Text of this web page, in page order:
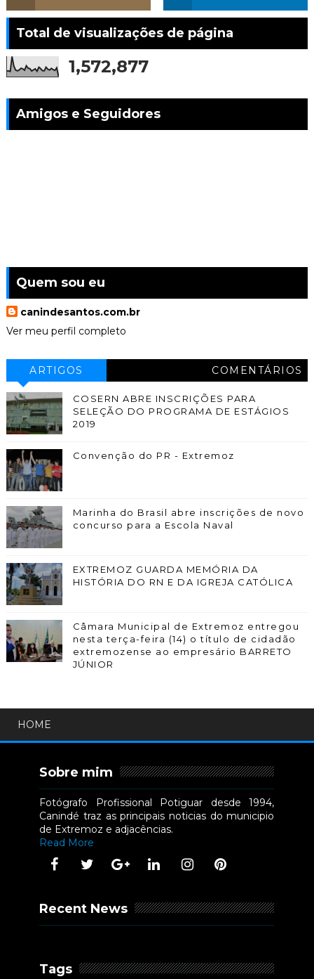
Total de visualizações de página
1,572,877
Amigos e Seguidores
Quem sou eu
canindesantos.com.br
Ver meu perfil completo
ARTIGOS COMENTÁRIOS
COSERN ABRE INSCRIÇÕES PARA
SELEÇÃO DO PROGRAMA DE ESTÁGIOS
2019
Convenção do PR - Extremoz
Marinha do Brasil abre inscrições de novo
concurso para a Escola Naval
EXTREMOZ GUARDA MEMÓRIA DA
HISTÓRIA DO RN E DA IGREJA CATÓLICA
Câmara Municipal de Extremoz entregou
nesta terça-feira (14) o título de cidadão
extremozense ao empresário BARRETO
JÚNIOR
HOME
Sobre mim
Fotógrafo Profissional Potiguar desde 1994,
Canindé traz as principais noticias do municipio
de Extremoz e adjacências.
Read More
Recent News
Tags